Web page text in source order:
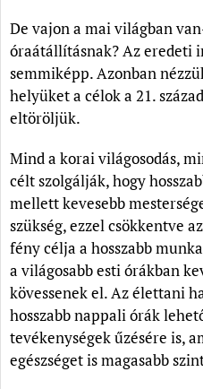
De vajon a mai világban
óraátállításnak? Az eredeti
semmiképp. Azonban
helyüket a célok a 21.
eltöröljük.
Mind a korai világosodás,
célt szolgálják, hogy
mellett kevesebb
szükség, ezzel csökkentve
fény célja a hosszabb
a világosabb esti órákban
kövessenek el. Az élettani
hosszabb nappali órák
tevékenységek űzésére is,
egészséget is magasabb